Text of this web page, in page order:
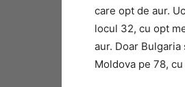
care opt de aur.
locul 32, cu opt
aur. Doar
Moldova pe 78,